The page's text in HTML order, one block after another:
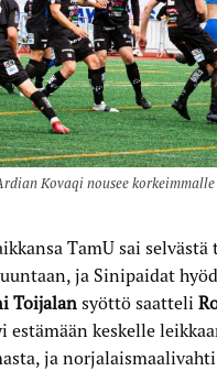
Kovaqi nousee
TamU sai
ja Sinipaidat
Toijalan syöttö saatteli
estämään keskelle
ja